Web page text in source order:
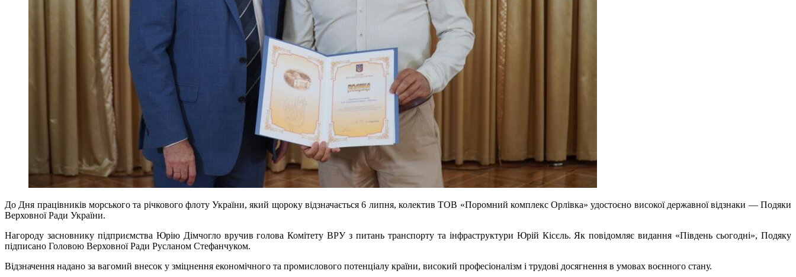
До Дня працівників морського та річкового флоту України, який щороку відзначається 6 липня, колектив ТОВ «Поромний комплекс Орлівка» удостоєно високої державної відзнаки — Подяки
Верховної Ради України.
Нагороду засновнику підприємства Юрію Дімчогло вручив голова Комітету ВРУ з питань транспорту та інфраструктури Юрій Кісєль. Як повідомляє видання «Південь сьогодні», Подяку
підписано Головою Верховної Ради Русланом Стефанчуком.
Відзначення надано за вагомий внесок у зміцнення економічного та промислового потенціалу країни, високий професіоналізм і трудові досягнення в умовах воєнного стану.